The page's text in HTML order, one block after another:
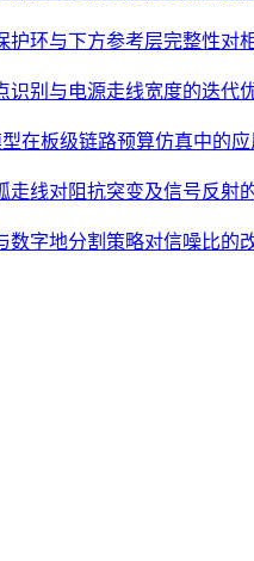
护环与下方参考层完整性对
识别与电源走线宽度的迭代
在板级链路预算仿真中的应
走线对阻抗突变及信号反射
数字地分割策略对信噪比的